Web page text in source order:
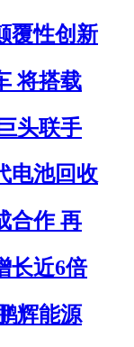
覆性创新
将搭载
头联手
电池回收
合作 再
长近6倍
辉能源